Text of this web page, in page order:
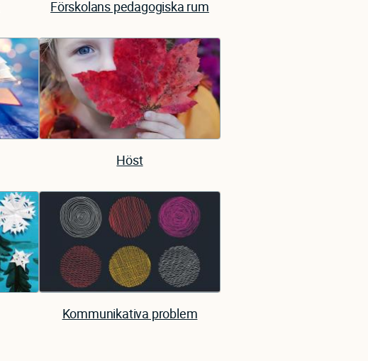
Förskolans pedagogiska rum
Höst
Kommunikativa problem